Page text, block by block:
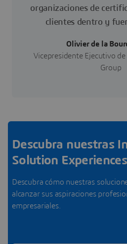
organizaciones de
clientes dentro y
Olivier de la
Vicepresidente Ejecutivo
Group
Descubra nuestras
Solution Experiences
Descubra cómo nuestras
alcanzar sus aspiraciones
empresariales.